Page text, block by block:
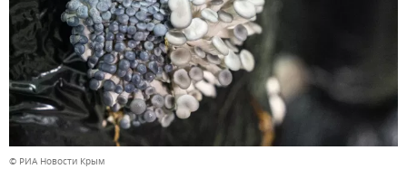
© РИА Новости Крым